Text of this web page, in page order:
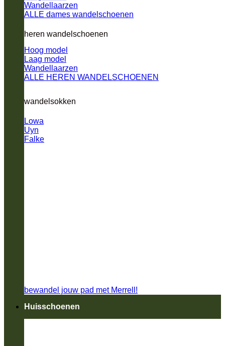
Wandellaarzen
ALLE dames wandelschoenen
heren wandelschoenen
Hoog model
Laag model
Wandellaarzen
ALLE HEREN WANDELSCHOENEN
wandelsokken
Lowa
Uyn
Falke
bewandel jouw pad met Merrell!
Huisschoenen